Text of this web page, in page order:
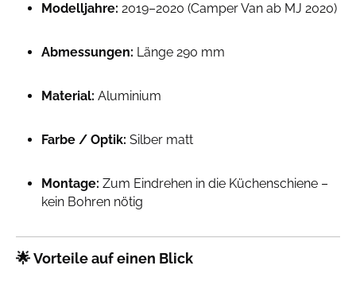
Modelljahre: 2019–2020 (Camper Van ab MJ 2020)
Abmessungen: Länge 290 mm
Material: Aluminium
Farbe / Optik: Silber matt
Montage: Zum Eindrehen in die Küchenschiene –
kein Bohren nötig
🌟Vorteile auf einen Blick